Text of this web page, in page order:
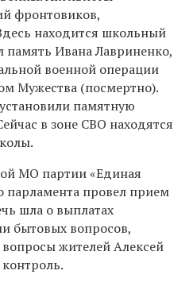
фронтовиков,
находится школьный
Ивана Лавриненко,
военной операции
Мужества (посмертно).
памятную
в зоне СВО находятся
МО партии «Единая
парламента провел прием
шла о выплатах
бытовых вопросов,
жителей Алексей